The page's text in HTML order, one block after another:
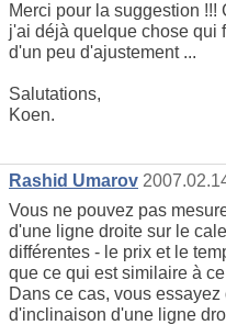
Merci pour la suggestion !!!
j'ai déjà quelque chose qui
d'un peu d'ajustement ...
Salutations,
Koen.
Rashid Umarov
Vous ne pouvez pas
d'une ligne droite sur le
différentes - le prix et le
que ce qui est similaire à
Dans ce cas, vous
d'inclinaison d'une ligne